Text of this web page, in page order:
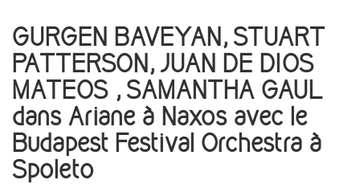
GURGEN BAVEYAN, STUART
PATTERSON, JUAN DE DIOS
MATEOS , SAMANTHA GAUL
dans Ariane à Naxos avec le
Budapest Festival Orchestra à
Spoleto